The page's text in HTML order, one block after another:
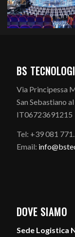
BS
Via Principessa
San Sebastiano
IT06723691215
Tel: +39 081
Email:
DOVE SIAMO
Sede Logistica